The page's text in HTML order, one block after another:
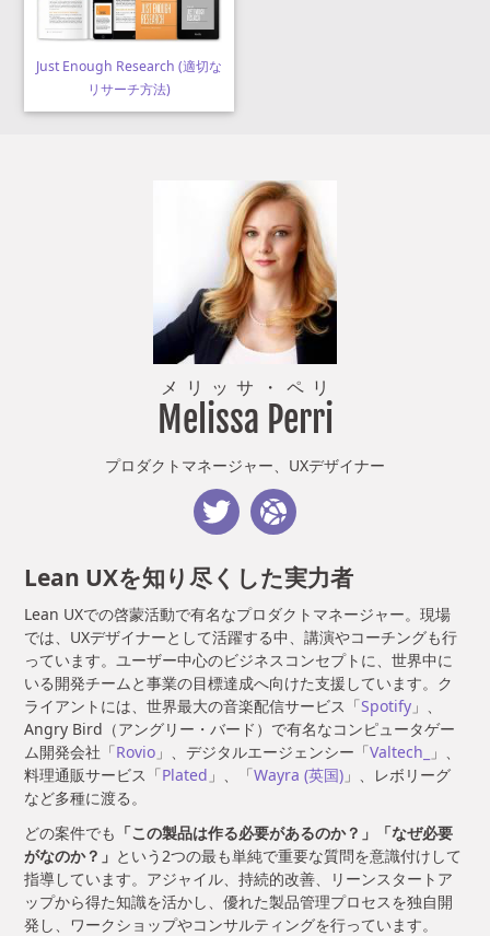
Just Enough Research (適切な
リサーチ方法)
Melissa Perri
メリッサ ・ ペリ
プロダクトマネージャー、UXデザイナー
Lean UXを知り尽くした実力者
Lean UXでの啓蒙活動で有名なプロダクトマネージャー。現場
では、UXデザイナーとして活躍する中、講演やコーチングも行
っています。ユーザー中心のビジネスコンセプトに、世界中に
いる開発チームと事業の目標達成へ向けた支援しています。ク
ライアントには、世界最大の音楽配信サービス「Spotify 」、
Angry Bird（アングリー・バード）で有名なコンピュータゲー
ム開発会社「Rovio 」、デジタルエージェンシー「Valtech_
」、
料理通販サービス「Plated 」、「Wayra (英国) 」、レボリーグ
など多種に渡る。
どの案件でも 「この製品は作る必要があるのか？」
「なぜ必要
がなのか？」 という2つの最も単純で重要な質問を意識付けして
指導しています。アジャイル、持続的改善、リーンスタートア
ップから得た知識を活かし、優れた製品管理プロセスを独自開
発し、ワークショップやコンサルティングを行っています。